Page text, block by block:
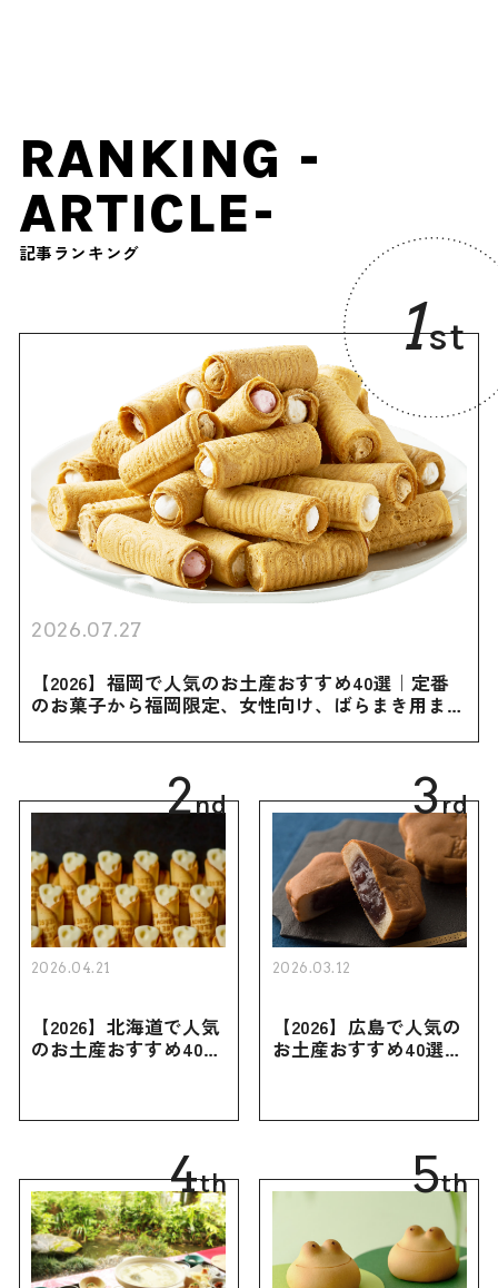
RANKING -
ARTICLE-
記事ランキング
1st
2026.07.27
【2026】福岡で人気のお土産おすすめ40選｜定番
のお菓子から福岡限定、女性向け、ばらまき用まで
2nd
2026.04.21
【2026】北海道で人気
のお土産おすすめ40選
買えない限定品、女性
3rd
2026.03.12
【2026】広島で人気の
お土産おすすめ40選｜
き用、女性向けまで幅
4th 5th